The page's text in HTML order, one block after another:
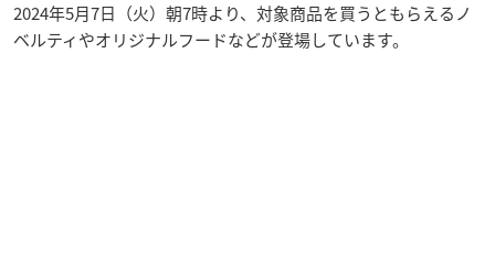
2024年5月7日（火）朝7時より、対象商品を買うともらえるノ
ベルティやオリジナルフードなどが登場しています。